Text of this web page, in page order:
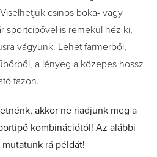
csinos boka- vagy
sportcipővel is remekül néz ki,
vágyunk. Lehet farmerből,
a lényeg a közepes hossz
fazon.
akkor ne riadjunk meg a
kombinációtól! Az alábbi
rá példát!